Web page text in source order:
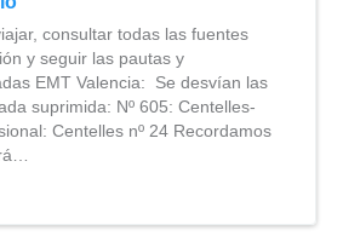
consultar todas las fuentes
y seguir las pautas y
EMT Valencia: Se desvían las
suprimida: Nº 605: Centelles-
Centelles nº 24 Recordamos